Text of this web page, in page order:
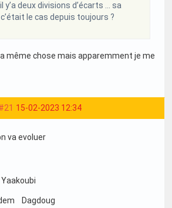
y’a deux divisions d’écarts … sa
le cas depuis toujours ?
même chose mais apparemment je me
15-02-2023 12:34
va evoluer
Dagdoug